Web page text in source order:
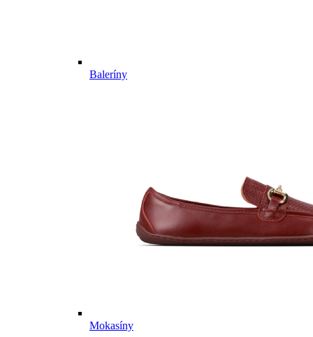
Baleríny
Mokasíny